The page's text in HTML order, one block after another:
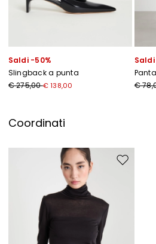
Saldi -50%
Slingback a punta
€ 275,00€ 138,00
Saldi
€
Coordinati
Sposta